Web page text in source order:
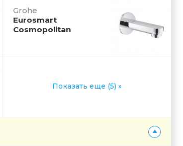
Grohe
Eurosmart
Cosmopolitan
Показать еще (5) »